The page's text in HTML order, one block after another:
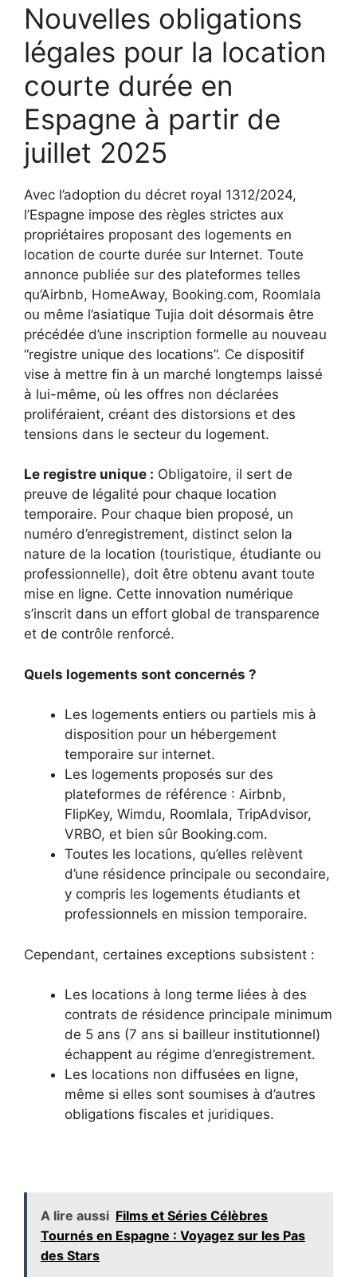
Nouvelles obligations
légales pour la location
courte durée en
Espagne à partir de
juillet 2025
Avec l’adoption du décret royal 1312/2024,
l’Espagne impose des règles strictes aux
propriétaires proposant des logements en
location de courte durée sur Internet. Toute
annonce publiée sur des plateformes telles
qu’Airbnb, HomeAway, Booking.com, Roomlala
ou même l’asiatique Tujia doit désormais être
précédée d’une inscription formelle au nouveau
“registre unique des locations”. Ce dispositif
vise à mettre fin à un marché longtemps laissé
à lui-même, où les offres non déclarées
proliféraient, créant des distorsions et des
tensions dans le secteur du logement.
Le registre unique : Obligatoire, il sert de
preuve de légalité pour chaque location
temporaire. Pour chaque bien proposé, un
numéro d’enregistrement, distinct selon la
nature de la location (touristique, étudiante ou
professionnelle), doit être obtenu avant toute
mise en ligne. Cette innovation numérique
s’inscrit dans un effort global de transparence
et de contrôle renforcé.
Quels logements sont concernés ?
Les logements entiers ou partiels mis à
disposition pour un hébergement
temporaire sur internet.
Les logements proposés sur des
plateformes de référence : Airbnb,
FlipKey, Wimdu, Roomlala, TripAdvisor,
VRBO, et bien sûr Booking.com.
Toutes les locations, qu’elles relèvent
d’une résidence principale ou secondaire,
y compris les logements étudiants et
professionnels en mission temporaire.
Cependant, certaines exceptions subsistent :
Les locations à long terme liées à des
contrats de résidence principale minimum
de 5 ans (7 ans si bailleur institutionnel)
échappent au régime d’enregistrement.
Les locations non diffusées en ligne,
même si elles sont soumises à d’autres
obligations fiscales et juridiques.
A lire aussi Films et Séries Célèbres
Tournés en Espagne : Voyagez sur les Pas
des Stars